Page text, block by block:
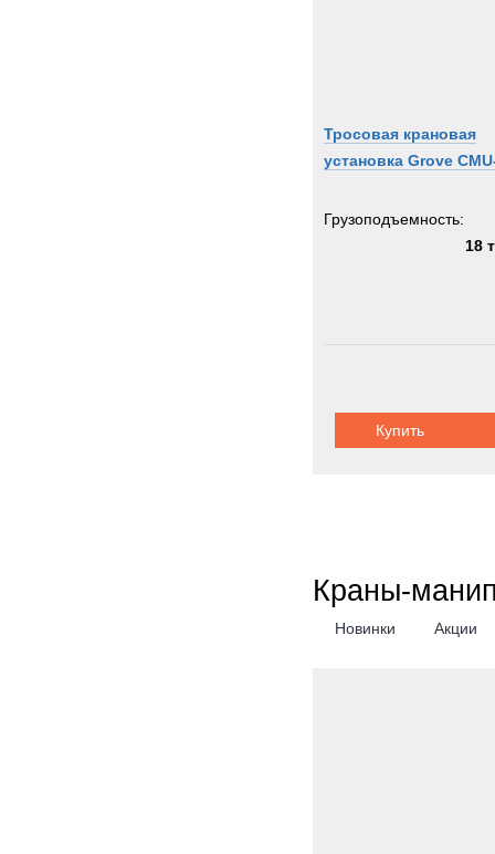
Тросовая крановая
установка Grove
Грузоподъемность:
18
Купить
Краны-
Новинки Акции